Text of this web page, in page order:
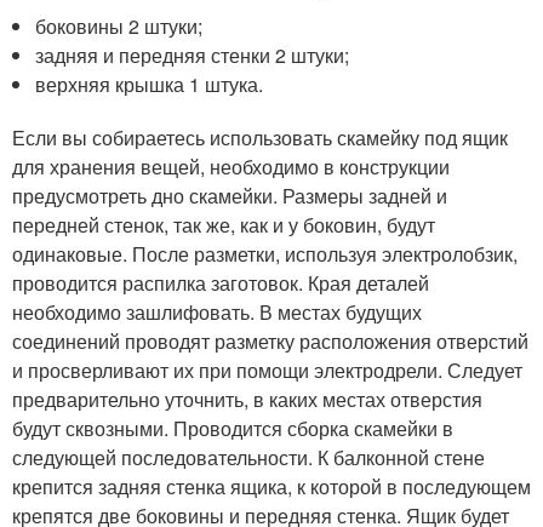
боковины 2 штуки;
задняя и передняя стенки 2 штуки;
верхняя крышка 1 штука.
Если вы собираетесь использовать скамейку под ящик
для хранения вещей, необходимо в конструкции
предусмотреть дно скамейки. Размеры задней и
передней стенок, так же, как и у боковин, будут
одинаковые. После разметки, используя электролобзик,
проводится распилка заготовок. Края деталей
необходимо зашлифовать. В местах будущих
соединений проводят разметку расположения отверстий
и просверливают их при помощи электродрели. Следует
предварительно уточнить, в каких местах отверстия
будут сквозными. Проводится сборка скамейки в
следующей последовательности. К балконной стене
крепится задняя стенка ящика, к которой в последующем
крепятся две боковины и передняя стенка. Ящик будет